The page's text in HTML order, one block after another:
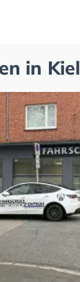
in Kiel